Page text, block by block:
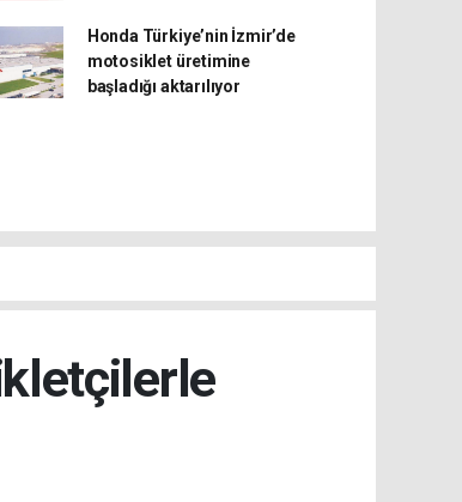
Honda Türkiye’nin İzmir’de
motosiklet üretimine
başladığı aktarılıyor